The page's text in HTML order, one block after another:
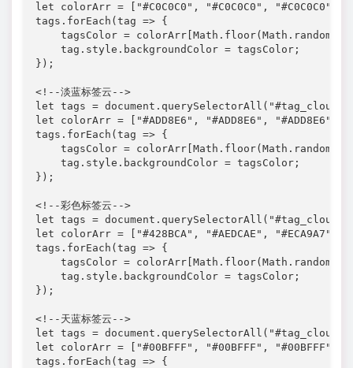
let colorArr = ["#C0C0C0", "#C0C0C0", "#C0C0C0",
tags.forEach(tag => {
tagsColor = colorArr[Math.floor(Math.random()
    tag.style.backgroundColor = tagsColor;
});
<!--淡蓝标签云-->
let tags = document.querySelectorAll("#tag_cloud-
let colorArr = ["#ADD8E6", "#ADD8E6", "#ADD8E6",
tags.forEach(tag => {
tagsColor = colorArr[Math.floor(Math.random()
    tag.style.backgroundColor = tagsColor;
});
<!--彩色标签云-->
let tags = document.querySelectorAll("#tag_cloud-
let colorArr = ["#428BCA", "#AEDCAE", "#ECA9A7",
tags.forEach(tag => {
tagsColor = colorArr[Math.floor(Math.random()
    tag.style.backgroundColor = tagsColor;
});
<!--天蓝标签云-->
let tags = document.querySelectorAll("#tag_cloud-
let colorArr = ["#00BFFF", "#00BFFF", "#00BFFF",
tags.forEach(tag => {